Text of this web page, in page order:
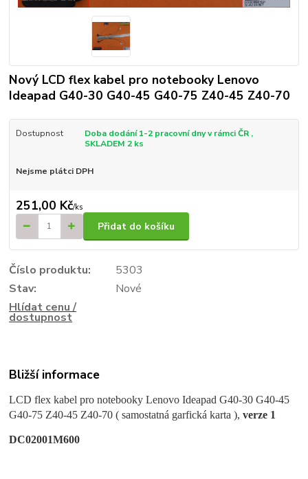
Nový LCD flex kabel pro notebooky Lenovo
Ideapad G40-30 G40-45 G40-75 Z40-45 Z40-70
Dostupnost
Doba dodání 1-2 pracovní dny v rámci ČR ,
SKLADEM 2 ks
Nejsme plátci DPH
251,00 Kč/ks
Přidat do košíku
Číslo produktu:
5303
Stav:
Nové
Hlídat cenu /
dostupnost
Bližší informace
LCD flex kabel pro notebooky Lenovo Ideapad G40-30 G40-45
G40-75 Z40-45 Z40-70 ( samostatná garfická karta ),verze 1
DC02001M600